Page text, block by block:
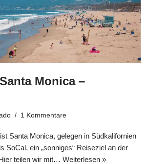
Monica –
1 Kommentare
Santa Monica, gelegen in Südkalifornien
SoCal, ein „sonniges“ Reiseziel an der
teilen wir mit… Weiterlesen »